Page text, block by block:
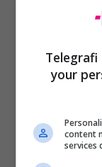
Policia E Kosovës
Kryeministri I
your
content
services